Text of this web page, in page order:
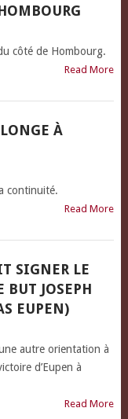
côté de Hombourg.
Read More
À
continuité.
Read More
SIGNER LE
BUT JOSEPH
EUPEN)
autre orientation à
d’Eupen à
Read More